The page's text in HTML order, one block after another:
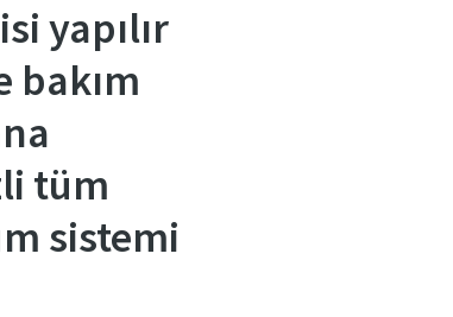
yapılır
bakım
tüm
sistemi